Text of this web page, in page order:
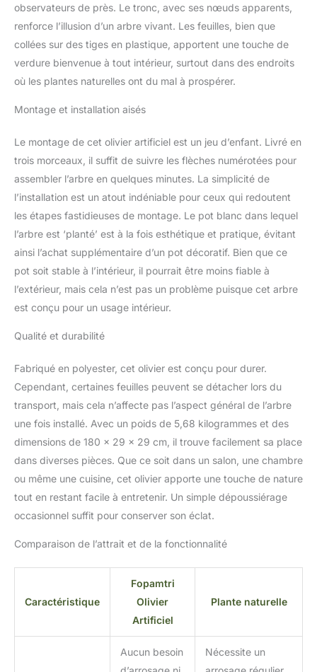
observateurs de près. Le tronc, avec ses nœuds apparents,
renforce l’illusion d’un arbre vivant. Les feuilles, bien que
collées sur des tiges en plastique, apportent une touche de
verdure bienvenue à tout intérieur, surtout dans des endroits
où les plantes naturelles ont du mal à prospérer.
Montage et installation aisés
Le montage de cet olivier artificiel est un jeu d’enfant. Livré en
trois morceaux, il suffit de suivre les flèches numérotées pour
assembler l’arbre en quelques minutes. La simplicité de
l’installation est un atout indéniable pour ceux qui redoutent
les étapes fastidieuses de montage. Le pot blanc dans lequel
l’arbre est ‘planté’ est à la fois esthétique et pratique, évitant
ainsi l’achat supplémentaire d’un pot décoratif. Bien que ce
pot soit stable à l’intérieur, il pourrait être moins fiable à
l’extérieur, mais cela n’est pas un problème puisque cet arbre
est conçu pour un usage intérieur.
Qualité et durabilité
Fabriqué en polyester, cet olivier est conçu pour durer.
Cependant, certaines feuilles peuvent se détacher lors du
transport, mais cela n’affecte pas l’aspect général de l’arbre
une fois installé. Avec un poids de 5,68 kilogrammes et des
dimensions de 180 x 29 x 29 cm, il trouve facilement sa place
dans diverses pièces. Que ce soit dans un salon, une chambre
ou même une cuisine, cet olivier apporte une touche de nature
tout en restant facile à entretenir. Un simple dépoussiérage
occasionnel suffit pour conserver son éclat.
Comparaison de l’attrait et de la fonctionnalité
Caractéristique
Fopamtri
Olivier
Artificiel
Plante naturelle
Aucun besoin
Nécessite un